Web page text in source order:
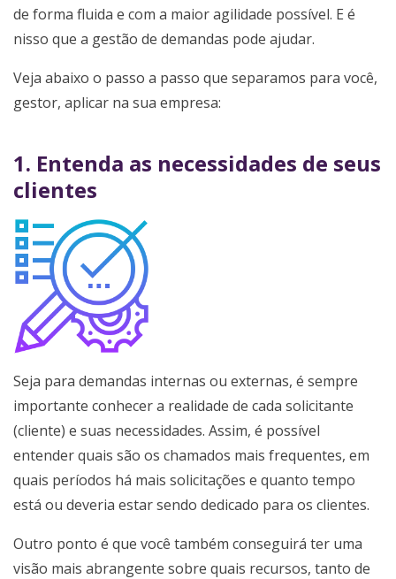
de forma fluida e com a maior agilidade possível. E é
nisso que a gestão de demandas pode ajudar.
Veja abaixo o passo a passo que separamos para você,
gestor, aplicar na sua empresa:
1. Entenda as necessidades de seus
clientes
Seja para demandas internas ou externas, é sempre
importante conhecer a realidade de cada solicitante
(cliente) e suas necessidades. Assim, é possível
entender quais são os chamados mais frequentes, em
quais períodos há mais solicitações e quanto tempo
está ou deveria estar sendo dedicado para os clientes.
Outro ponto é que você também conseguirá ter uma
visão mais abrangente sobre quais recursos, tanto de